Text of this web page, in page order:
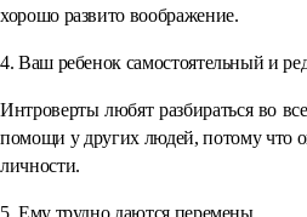
хорошо развито воображение.
4. Ваш ребенок самостоятельный и
Интроверты любят разбираться во
помощи у других людей, потому что
личности.